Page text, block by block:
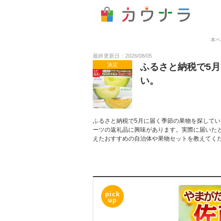
本
最終更新日：2026/08/05
決定
ふるさと納税で5
い。
ふるさと納税で5月に届く季節の果物を探して
ーツの返礼品に興味があります。実際に届い
えたおすすめの自治体や果物セットを教えてく
pick
up